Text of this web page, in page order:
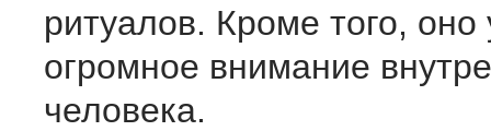
ритуалов. Кроме того, оно
огромное внимание
человека.